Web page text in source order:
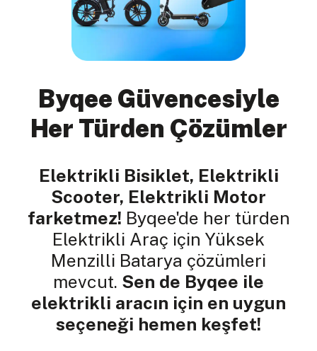
Byqee Güvencesiyle
Her Türden Çözümler
Elektrikli Bisiklet, Elektrikli
Scooter, Elektrikli Motor
farketmez! Byqee'de her türden
Elektrikli Araç için Yüksek
Menzilli Batarya çözümleri
mevcut. Sen de Byqee ile
elektrikli aracın için en uygun
seçeneği hemen keşfet!